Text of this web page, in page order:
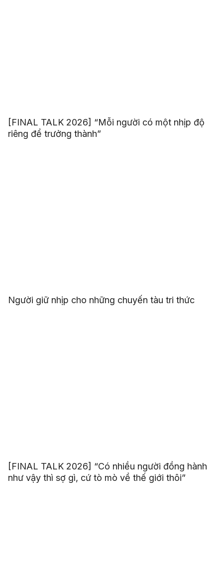
[FINAL TALK 2026] “Mỗi người có một nhịp độ
riêng để trưởng thành”
Người giữ nhịp cho những chuyến tàu tri thức
[FINAL TALK 2026] “Có nhiều người đồng hành
như vậy thì sợ gì, cứ tò mò về thế giới thôi”